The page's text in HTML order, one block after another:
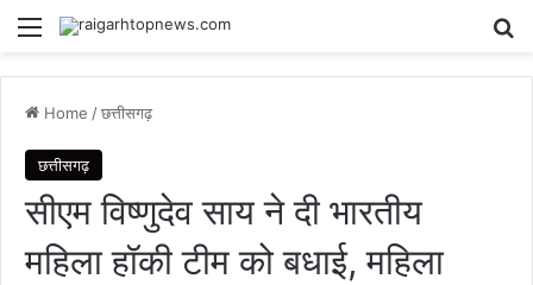
Menu
Home /छत्तीसगढ़
छत्तीसगढ़
सीएम विष्णुदेव साय ने दी भारतीय
महिला हॉकी टीम को बधाई, महिला